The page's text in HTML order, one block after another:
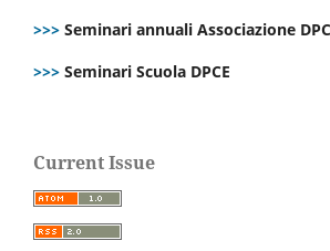
>>> Seminari annuali Associazione
>>> Seminari Scuola DPCE
Current Issue